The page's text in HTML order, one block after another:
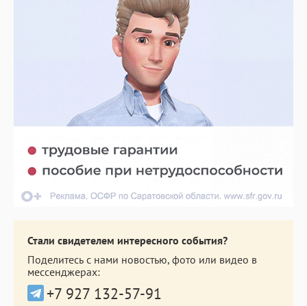
Стали свидетелем интересного события?
Поделитесь с нами новостью, фото или видео в
мессенджерах:
+7 927 132-57-91